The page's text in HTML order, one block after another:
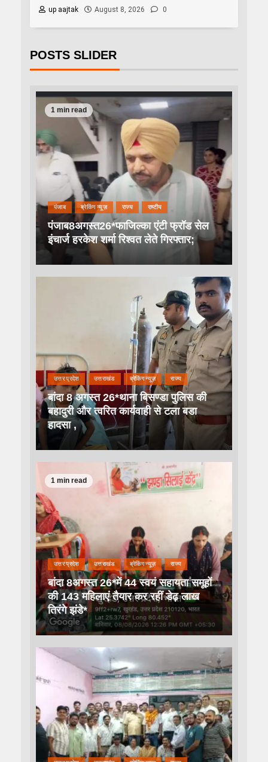
up aajtak
August 8, 2026 0
POSTS SLIDER
1 min read
पंजाब ब्रेकिंग न्यूज़ राज्य राष्टीय
पंजाब8अगस्त26*फाजिल्का एंटी फ्रॉड सेल
इंचार्ज हरकेश शर्मा रिश्वत लेते गिरफ्तार;
उत्तर प्रदेश उत्तराखंड ब्रेकिंग न्यूज़ राज्य
बांदा 8 अगस्त 26*थाना बिसण्डा पुलिस की
बहादुरी और त्वरित कार्यवाही से टला बडा
हादसा ,
1 min read
उत्तर प्रदेश उत्तराखंड ब्रेकिंग न्यूज़ राज्य
बांदा 8अगस्त 26*में 44 स्वयं सहायता समूहों
की 143 महिलाएं तैयार कर रहीं डेढ़ लाख
तिरंगे झंडे*